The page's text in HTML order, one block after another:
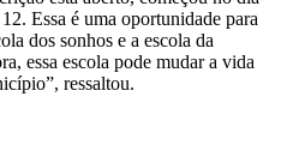
Essa é uma oportunidade para
dos sonhos e a escola da
essa escola pode mudar a vida
ressaltou.